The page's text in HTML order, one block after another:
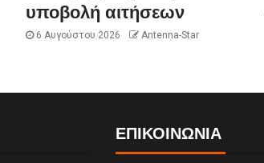
υποβολή αιτήσεων
6 Αυγούστου 2026 Antenna-Star
ΕΠΙΚΟΙΝΩΝΊΑ